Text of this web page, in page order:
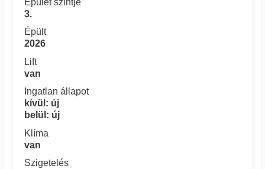
Épület szintje
3.
Épült
2026
Lift
van
Ingatlan állapot
kívül: új
belül: új
Klíma
van
Szigetelés